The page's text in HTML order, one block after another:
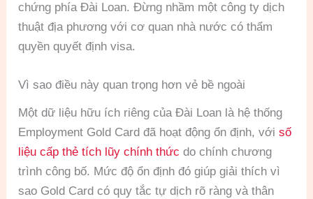
chứng phía Đài Loan. Đừng nhầm một công ty dịch
thuật địa phương với cơ quan nhà nước có thẩm
quyền quyết định visa.
Vì sao điều này quan trọng hơn vẻ bề ngoài
Một dữ liệu hữu ích riêng của Đài Loan là hệ thống
Employment Gold Card đã hoạt động ổn định, vớisố
liệu cấp thẻ tích lũy chính thức do chính chương
trình công bố. Mức độ ổn định đó giúp giải thích vì
sao Gold Card có quy tắc tự dịch rõ ràng và thân